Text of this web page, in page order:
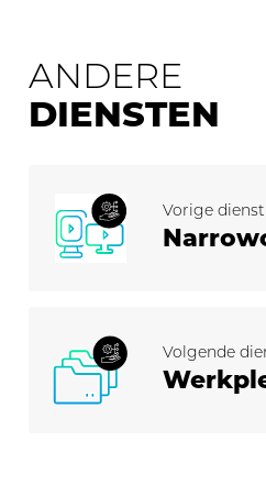
ANDERE
DIENSTEN
Vorige dienst
Volgende